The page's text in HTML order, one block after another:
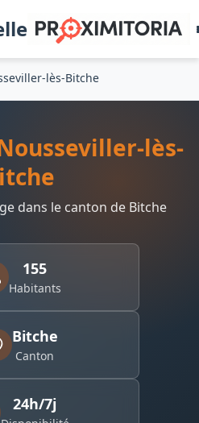
lès-Bitche
lès-
dans le canton de Bitche
155
Habitants
Bitche
Canton
24h/7j